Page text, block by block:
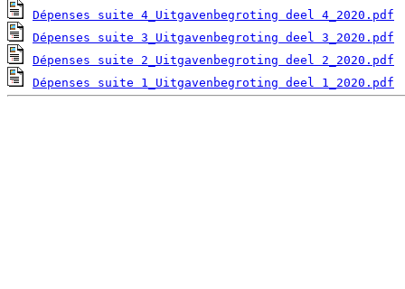
Dépenses suite 4_Uitgavenbegroting deel 4_2020.pdf
Dépenses suite 3_Uitgavenbegroting deel 3_2020.pdf
Dépenses suite 2_Uitgavenbegroting deel 2_2020.pdf
Dépenses suite 1_Uitgavenbegroting deel 1_2020.pdf